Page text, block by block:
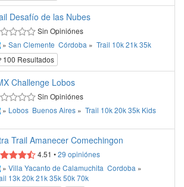
Desafío de las Nubes
Sin Opiniónes
» San Clemente Córdoba » Trail 10k21k35k
100 Resultados
Challenge Lobos
Sin Opiniónes
» Lobos Buenos Aires » Trail 10k20k35k Kids
Trail Amanecer Comechingon
4.51 •29 opiniónes
» Villa Yacanto de Calamuchita Cordoba »
13k20k21k35k50k70k